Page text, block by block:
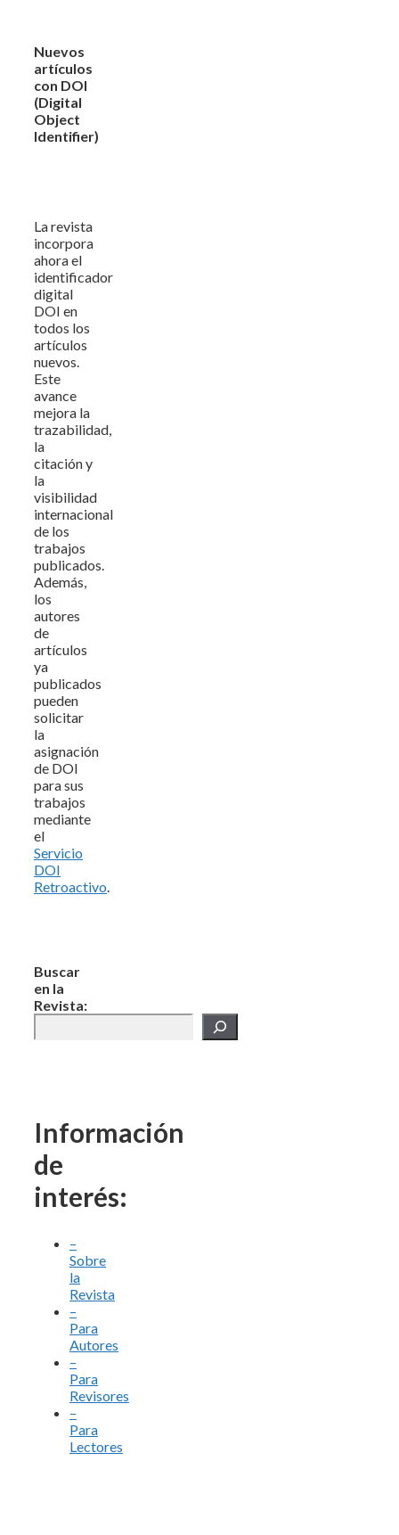
Nuevos
artículos
con DOI
(Digital
Object
Identifier)
La revista
incorpora
ahora el
identificador
digital
DOI en
todos los
artículos
nuevos.
Este
avance
mejora la
trazabilidad,
la
citación y
la
visibilidad
internacional
de los
trabajos
publicados.
Además,
los
autores
de
artículos
ya
publicados
pueden
solicitar
la
asignación
de DOI
para sus
trabajos
mediante
el
Servicio
DOI
Retroactivo.
Buscar
en la
Revista:
Información
de
interés:
–
Sobre
la
Revista
–
Para
Autores
–
Para
Revisores
–
Para
Lectores